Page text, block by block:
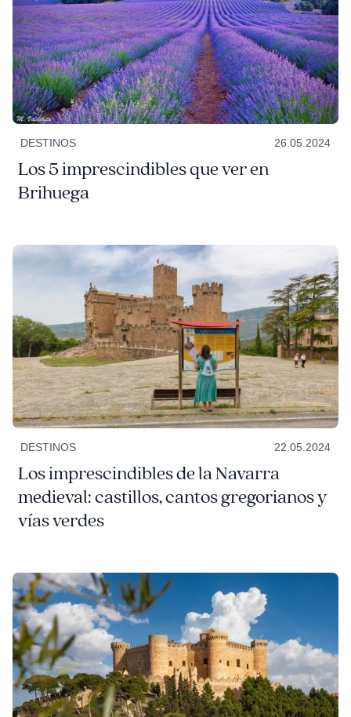
DESTINOS 26.05.2024
Los 5 imprescindibles que ver en
Brihuega
DESTINOS 22.05.2024
Los imprescindibles de la Navarra
medieval: castillos, cantos gregorianos y
vías verdes